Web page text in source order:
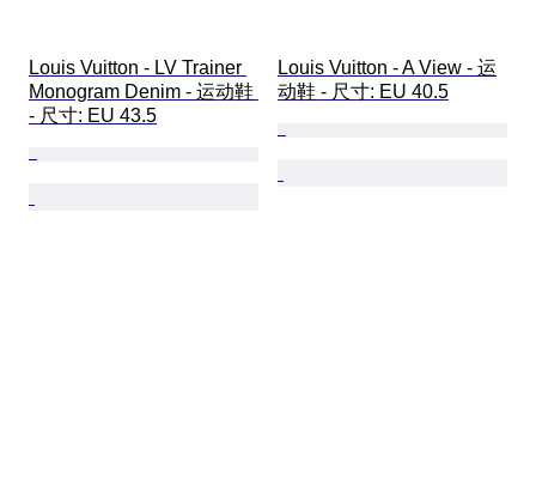
Louis Vuitton - LV Trainer
Monogram Denim - 运动鞋
- 尺寸: EU 43.5
Louis Vuitton - A View - 运
动鞋 - 尺寸: EU 40.5